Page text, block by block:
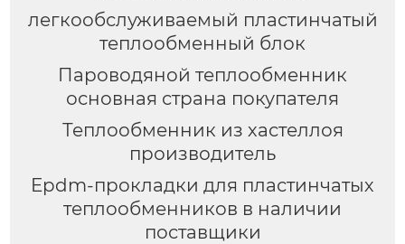
легкообслуживаемый пластинчатый
теплообменный блок
Пароводяной теплообменник
основная страна покупателя
Теплообменник из хастеллоя
производитель
Epdm-прокладки для пластинчатых
теплообменников в наличии
поставщики